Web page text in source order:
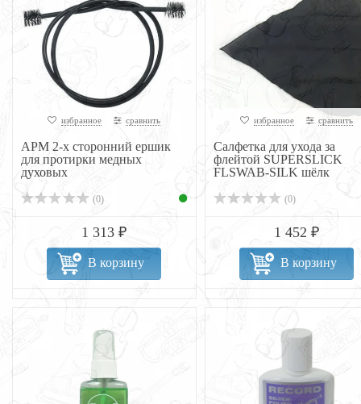
избранное сравнить
APM 2-х сторонний ершик
для протирки медных
духовых
(0)
1 313 ₽
В корзину
избранное сравнить
Салфетка для ухода за
флейтой SUPERSLICK
FLSWAB-SILK шёлк
(0)
1 452 ₽
В корзину